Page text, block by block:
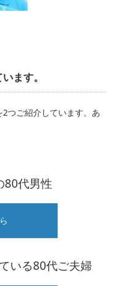
ます。
つご紹介しています。あ
80代男性
いる80代ご夫婦